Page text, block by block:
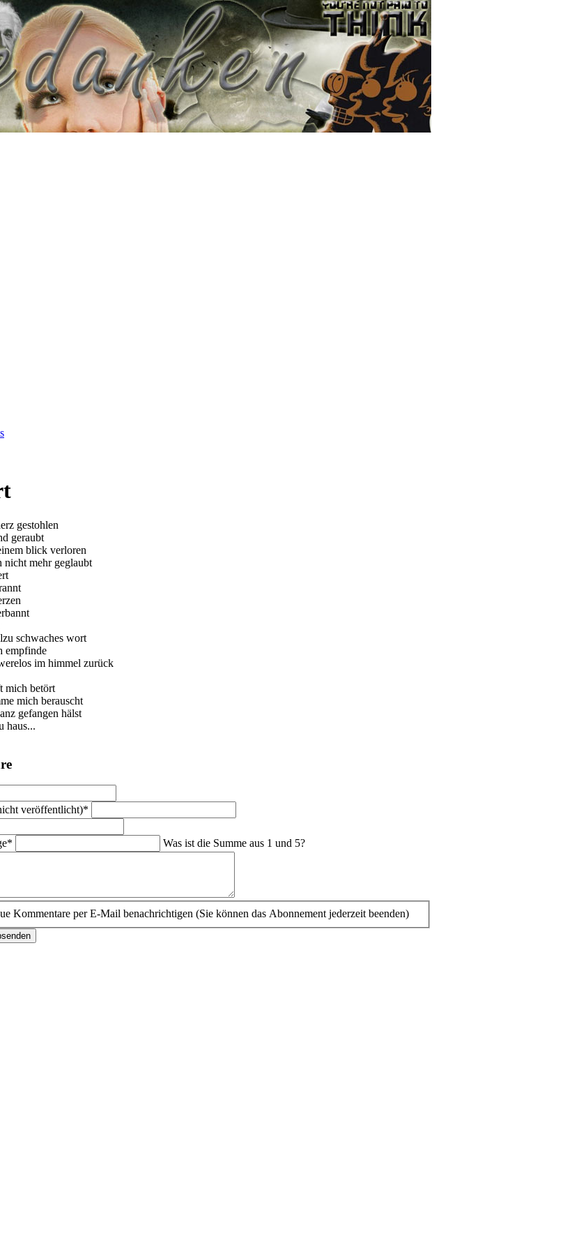
gestohlen
geraubt
blick verloren
nicht mehr geglaubt
schwaches wort
empfinde
im himmel zurück
mich betört
mich berauscht
gefangen hälst
haus...
veröffentlicht)*
*
Was ist die Summe aus 1 und 5?
Kommentare per E-Mail benachrichtigen (Sie können das Abonnement jederzeit beenden)